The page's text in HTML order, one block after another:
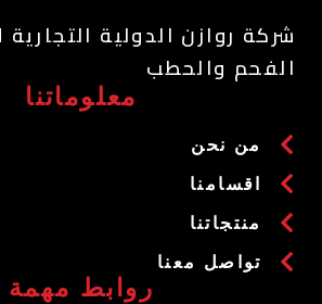
شركة روازن الدولية التجارية
الفحم والحطب
معلوماتنا
من نحن
اقسامنا
منتجاتنا
تواصل معنا
روابط مهمة